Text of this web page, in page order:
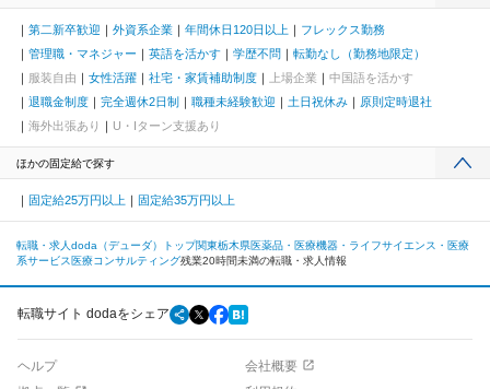
第二新卒歓迎 外資系企業 年間休日120日以上
フレックス勤務
管理職・マネジャー
英語を活かす 学歴不問
転勤なし（勤務地限定）
服装自由
女性活躍 社宅・家賃補助制度 上場企業
中国語を活かす
退職金制度
完全週休2日制 職種未経験歓迎 土日祝休み
原則定時退社
海外出張あり
U・Iターン支援あり
ほかの固定給で探す
固定給25万円以上 固定給35万円以上
転職・求人doda（デューダ）トップ関東栃木県医薬品・医療機器・ライフサイエンス・医療
系サービス 医療コンサルティング残業20時間未満の転職・求人情報
転職サイト dodaをシェア
ヘルプ
会社概要